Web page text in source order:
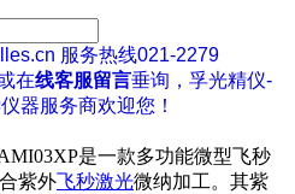
服务热线021-2279
在线客服留言垂询，孚光精仪-
器服务商欢迎您！
是一款多功能微型飞秒
紫外飞秒激光微纳加工。其紫